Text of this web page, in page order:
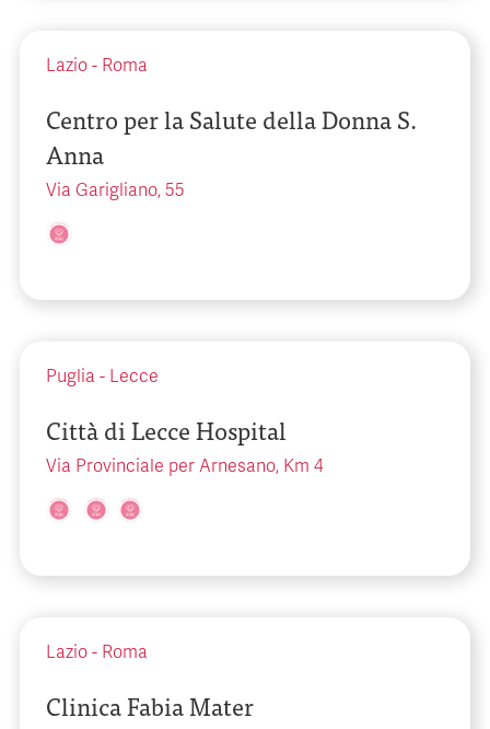
Lazio - Roma
Centro per la Salute della Donna S.
Anna
Via Garigliano, 55
Puglia - Lecce
Città di Lecce Hospital
Via Provinciale per Arnesano, Km 4
Lazio - Roma
Clinica Fabia Mater